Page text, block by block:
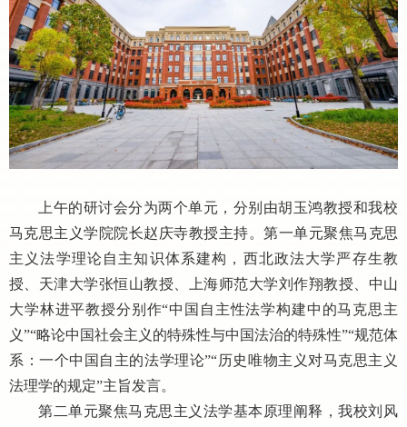
上午的研讨会分为两个单元，分别由胡玉鸿教授和我校
马克思主义学院院长赵庆寺教授主持。第一单元聚焦马克思
主义法学理论自主知识体系建构，西北政法大学严存生教
授、天津大学张恒山教授、上海师范大学刘作翔教授、中山
大学林进平教授分别作“中国自主性法学构建中的马克思主
义”“略论中国社会主义的特殊性与中国法治的特殊性”“规范体
系：一个中国自主的法学理论”“历史唯物主义对马克思主义
法理学的规定”主旨发言。
第二单元聚焦马克思主义法学基本原理阐释，我校刘风